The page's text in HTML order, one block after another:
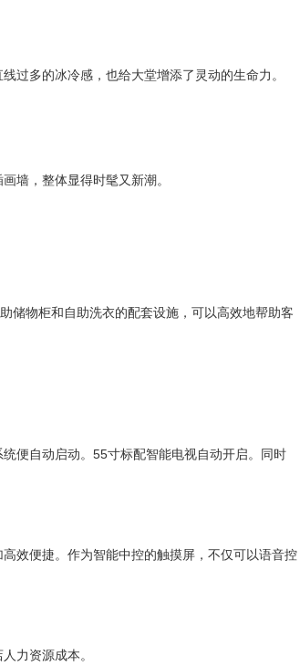
过多的冰冷感，也给大堂增添了灵动的生命力。
墙，整体显得时髦又新潮。
储物柜和自助洗衣的配套设施，可以高效地帮助客
便自动启动。55寸标配智能电视自动开启。同时
效便捷。作为智能中控的触摸屏，不仅可以语音控
力资源成本。